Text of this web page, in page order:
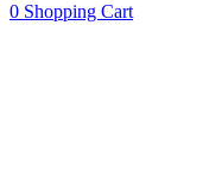
0 Shopping Cart